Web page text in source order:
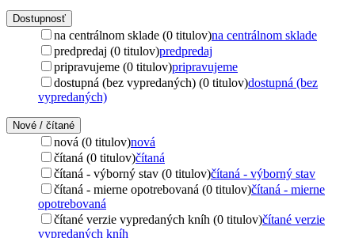
Dostupnosť
na centrálnom sklade (0 titulov)na centrálnom sklade
predpredaj (0 titulov)predpredaj
pripravujeme (0 titulov)pripravujeme
dostupná (bez vypredaných) (0 titulov)dostupná (bez
vypredaných)
Nové / čítané
nová (0 titulov)nová
čítaná (0 titulov)čítaná
čítaná - výborný stav (0 titulov)čítaná - výborný stav
čítaná - mierne opotrebovaná (0 titulov)čítaná - mierne
opotrebovaná
čítané verzie vypredaných kníh (0 titulov)čítané verzie
vypredaných kníh